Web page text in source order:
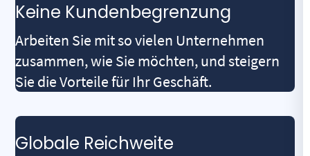
Keine Kundenbegrenzung
Arbeiten Sie mit so vielen Unternehmen
zusammen, wie Sie möchten, und steigern
Sie die Vorteile für Ihr Geschäft.
Globale Reichweite